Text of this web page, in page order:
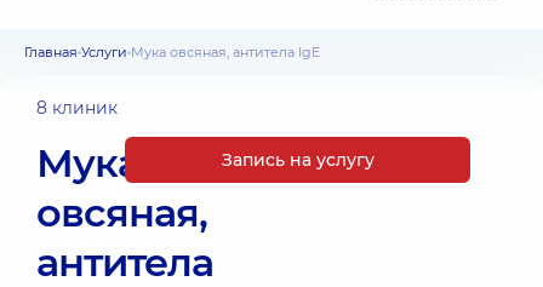
Главная Услуги Мука овсяная, антитела IgE
8 клиник
Мука
овсяная,
антитела
Запись на услугу